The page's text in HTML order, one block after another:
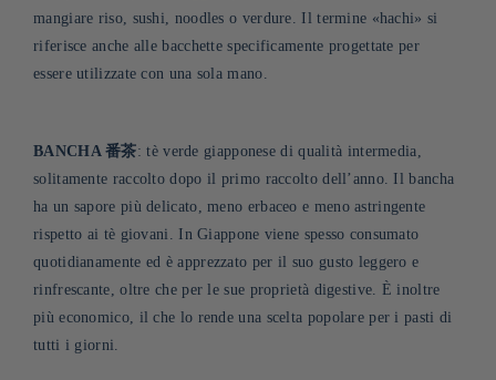
mangiare riso, sushi, noodles o verdure. Il termine «hachi» si
riferisce anche alle bacchette specificamente progettate per
essere utilizzate con una sola mano.
BANCHA 番茶: tè verde giapponese di qualità intermedia,
solitamente raccolto dopo il primo raccolto dell’anno. Il bancha
ha un sapore più delicato, meno erbaceo e meno astringente
rispetto ai tè giovani. In Giappone viene spesso consumato
quotidianamente ed è apprezzato per il suo gusto leggero e
rinfrescante, oltre che per le sue proprietà digestive. È inoltre
più economico, il che lo rende una scelta popolare per i pasti di
tutti i giorni.